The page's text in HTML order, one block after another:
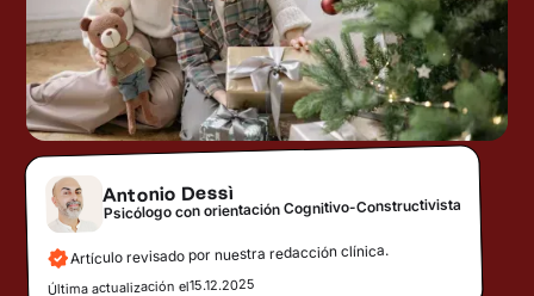
Antonio Dessì
Psicólogo con orientación Cognitivo-Constructivista
Artículo revisado por nuestra redacción clínica.
Última actualización el15.12.2025